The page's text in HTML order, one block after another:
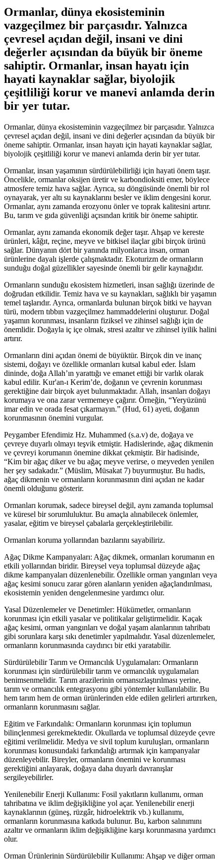
Ormanlar, dünya ekosisteminin
vazgeçilmez bir parçasıdır. Yalnızca
çevresel açıdan değil, insani ve dini
değerler açısından da büyük bir öneme
sahiptir. Ormanlar, insan hayatı için
hayati kaynaklar sağlar, biyolojik
çeşitliliği korur ve manevi anlamda derin
bir yer tutar.
Ormanlar, dünya ekosisteminin vazgeçilmez bir parçasıdır. Yalnızca
çevresel açıdan değil, insani ve dini değerler açısından da büyük bir
öneme sahiptir. Ormanlar, insan hayatı için hayati kaynaklar sağlar,
biyolojik çeşitliliği korur ve manevi anlamda derin bir yer tutar.
Ormanlar, insan yaşamının sürdürülebilirliği için hayati önem taşır.
Öncelikle, ormanlar oksijen üretir ve karbondioksiti emer, böylece
atmosfere temiz hava sağlar. Ayrıca, su döngüsünde önemli bir rol
oynayarak, yer altı su kaynaklarını besler ve iklim dengesini korur.
Ormanlar, aynı zamanda erozyonu önler ve toprak kalitesini artırır.
Bu, tarım ve gıda güvenliği açısından kritik bir öneme sahiptir.
Ormanlar, aynı zamanda ekonomik değer taşır. Ahşap ve kereste
ürünleri, kâğıt, reçine, meyve ve bitkisel ilaçlar gibi birçok ürünü
sağlar. Dünyanın dört bir yanında milyonlarca insan, orman
ürünlerine dayalı işlerde çalışmaktadır. Ekoturizm de ormanların
sunduğu doğal güzellikler sayesinde önemli bir gelir kaynağıdır.
Ormanların sunduğu ekosistem hizmetleri, insan sağlığı üzerinde de
doğrudan etkilidir. Temiz hava ve su kaynakları, sağlıklı bir yaşamın
temel taşlarıdır. Ayrıca, ormanlarda bulunan birçok bitki ve hayvan
türü, modern tıbbın vazgeçilmez hammaddelerini oluşturur. Doğal
yaşamın korunması, insanların fiziksel ve zihinsel sağlığı için de
önemlidir. Doğayla iç içe olmak, stresi azaltır ve zihinsel iyilik halini
artırır.
Ormanların dini açıdan önemi de büyüktür. Birçok din ve inanç
sistemi, doğayı ve özellikle ormanları kutsal kabul eder. İslam
dininde, doğa Allah’ın yarattığı ve emanet ettiği bir varlık olarak
kabul edilir. Kur'an-ı Kerim’de, doğanın ve çevrenin korunması
gerektiğine dair birçok ayet bulunmaktadır. Allah, insanları doğayı
korumaya ve ona zarar vermemeye çağırır. Örneğin, “Yeryüzünü
imar edin ve orada fesat çıkarmayın.” (Hud, 61) ayeti, doğanın
korunmasının önemini vurgular.
Peygamber Efendimiz Hz. Muhammed (s.a.v) de, doğaya ve
çevreye duyarlı olmayı teşvik etmiştir. Hadislerinde, ağaç dikmenin
ve çevreyi korumanın önemine dikkat çekmiştir. Bir hadisinde,
“Kim bir ağaç diker ve bu ağaç meyve verirse, o meyveden yenilen
her şey sadakadır.” (Müslim, Müsakat 7) buyurmuştur. Bu hadis,
ağaç dikmenin ve ormanların korunmasının dini açıdan ne kadar
önemli olduğunu gösterir.
Ormanları korumak, sadece bireysel değil, aynı zamanda toplumsal
ve küresel bir sorumluluktur. Bu amaçla alınabilecek önlemler,
yasalar, eğitim ve bireysel çabalarla gerçekleştirilebilir.
Ormanları koruma yollarından bazılarını sayabiliriz.
Ağaç Dikme Kampanyaları: Ağaç dikmek, ormanları korumanın en
etkili yollarından biridir. Bireysel veya toplumsal düzeyde ağaç
dikme kampanyaları düzenlenebilir. Özellikle orman yangınları veya
ağaç kesimi sonucu zarar gören alanların yeniden ağaçlandırılması,
ekosistemin yeniden dengelenmesine yardımcı olur.
Yasal Düzenlemeler ve Denetimler: Hükümetler, ormanların
korunması için etkili yasalar ve politikalar geliştirmelidir. Kaçak
ağaç kesimi, orman yangınları ve doğal yaşam alanlarının tahribatı
gibi sorunlara karşı sıkı denetimler yapılmalıdır. Yasal düzenlemeler,
ormanların korunmasında caydırıcı bir etki yaratabilir.
Sürdürülebilir Tarım ve Ormancılık Uygulamaları: Ormanların
korunması için sürdürülebilir tarım ve ormancılık uygulamaları
benimsenmelidir. Tarım arazilerinin ormansızlaştırılması yerine,
tarım ve ormancılık entegrasyonu gibi yöntemler kullanılabilir. Bu
hem tarım hem de orman ürünlerinden elde edilen gelirleri artırırken,
ormanların korunmasını sağlar.
Eğitim ve Farkındalık: Ormanların korunması için toplumun
bilinçlenmesi gerekmektedir. Okullarda ve toplumsal düzeyde çevre
eğitimi verilmelidir. Medya ve sivil toplum kuruluşları, ormanların
korunması konusundaki farkındalığı artırmak için kampanyalar
düzenleyebilir. Bireyler, ormanların önemini ve korunması
gerektiğini anlayarak, doğaya daha duyarlı davranışlar
sergileyebilirler.
Yenilenebilir Enerji Kullanımı: Fosil yakıtların kullanımı, orman
tahribatına ve iklim değişikliğine yol açar. Yenilenebilir enerji
kaynaklarının (güneş, rüzgâr, hidroelektrik vb.) kullanımı,
ormanların korunmasına katkıda bulunur. Bu, karbon salınımını
azaltır ve ormanların iklim değişikliğine karşı korunmasına yardımcı
olur.
Orman Ürünlerinin Sürdürülebilir Kullanımı: Ahşap ve diğer orman